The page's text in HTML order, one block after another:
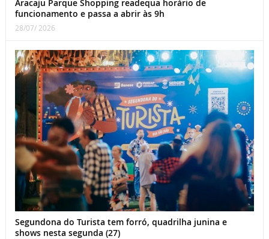
Aracaju Parque Shopping readequa horário de
funcionamento e passa a abrir às 9h
28/07/ 2026
Segundona do Turista tem forró, quadrilha junina e
shows nesta segunda (27)